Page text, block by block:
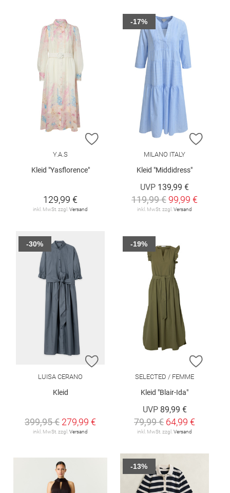
ZUR WUNSCHLISTE HINZUFÜGEN
Y.A.S
Kleid "Yasflorence"
129,99 €
inkl. MwSt. zzgl.Versand
ZUR
MILANO ITALY
Kleid "Middidress"
UVP 139,99 €
119,99 € 99,99 €
inkl. MwSt. zzgl.Versand
-17%
ZUR WUNSCHLISTE HINZUFÜGEN
LUISA CERANO
Kleid
399,95 € 279,99 €
inkl. MwSt. zzgl. Versand
-30%
ZUR
SELECTED / FEMME
Kleid "Blair-Ida"
UVP 89,99 €
79,99 € 64,99 €
inkl. MwSt. zzgl. Versand
-19%
-13%